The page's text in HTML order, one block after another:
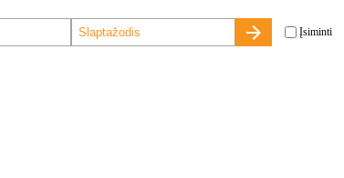
Įsiminti